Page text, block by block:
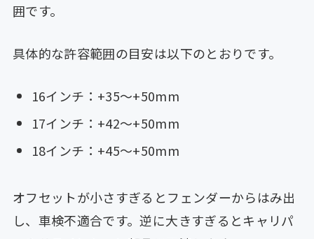
囲です。
具体的な許容範囲の目安は以下のとおりです。
16インチ：+35〜+50mm
17インチ：+42〜+50mm
18インチ：+45〜+50mm
オフセットが小さすぎるとフェンダーからはみ出
し、車検不適合です。逆に大きすぎるとキャリパ